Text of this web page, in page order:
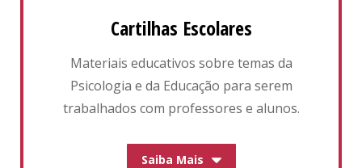
Cartilhas Escolares
Materiais educativos sobre temas da
Psicologia e da Educação para serem
trabalhados com professores e alunos.
Saiba Mais